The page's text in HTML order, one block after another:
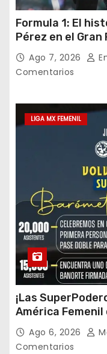
Formula 1: El
Pérez en el Gran
Ago 7, 2026
Comentarios
LIGA MX FEMENIL
¡Las
América
triplete con una
Azul
Ago 6, 2026
Comentarios